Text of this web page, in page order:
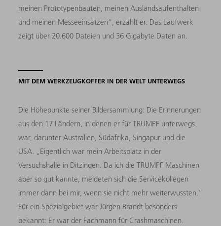
meinen Prototypenbauten, meinen Auslandsaufenthalten
und meinen Messeeinsätzen“, erzählt er. Das Laufwerk
zeigt über 20.600 Dateien und 36 Gigabyte Daten an.
MIT DEM WERKZEUGKOFFER IN DER WELT UNTERWEGS
Die Höhepunkte seiner Bildersammlung: Die Erinnerungen
aus den 17 Ländern, in denen er für TRUMPF unterwegs
war, darunter Australien, Südafrika, Singapur und die
USA. „Eigentlich war mein Arbeitsplatz in der
Versuchshalle in Ditzingen. Da ich die TRUMPF Maschinen
aber so gut kannte, meldeten sich die Servicekollegen
immer dann bei mir, wenn sie nicht mehr weiterwussten.“
Für ein Spezialgebiet war Jürgen Brandt besonders
bekannt: Er war der Fachmann für Crashmaschinen.